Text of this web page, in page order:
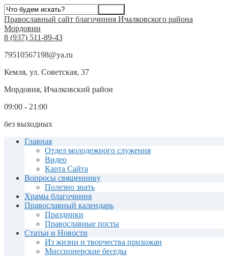
Православный сайт благочиния Ичалковского района
Мордовии
8 (937) 511-89-43
79510567198@ya.ru
Кемля, ул. Советская, 37
Мордовия, Ичалковский район
09:00 - 21:00
без выходных
Главная
Отдел молодежного служения
Видео
Карта Сайта
Вопросы священнику
Полезно знать
Храмы благочиния
Православный календарь
Праздники
Православные посты
Статьи и Новости
Из жизни и творчества прихожан
Миссионерские беседы